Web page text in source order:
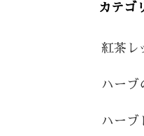
カテゴ
紅茶レ
ハーブ
ハーブ